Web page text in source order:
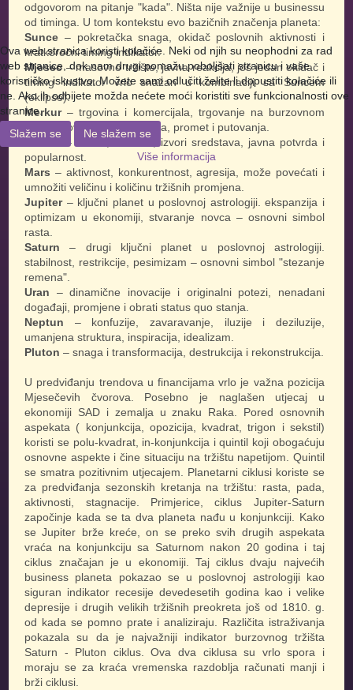
odgovorom na pitanje "kada". Ništa nije važnije u businessu
od timinga. U tom kontekstu evo bazičnih značenja planeta:
Sunce – pokretačka snaga, okidač poslovnih aktivnosti i
kratkoročni timing indikator.
Mjesec– masovno tržište, javna reakcija, još jedan okidač i
timing indikator vrlo snažan u kombinaciji sa Suncem
(eklipse).
Merkur– trgovina i komercijala, trgovanje na burzovnom
tržištu, novosti, komunikacija, promet i putovanja.
– novac, efektiva, izvori sredstava, javna potvrda i
popularnost.
Mars – aktivnost, konkurentnost, agresija, može povećati i
umnožiti veličinu i količinu tržišnih promjena.
Jupiter – ključni planet u poslovnoj astrologiji. ekspanzija i
optimizam u ekonomiji, stvaranje novca – osnovni simbol
rasta.
Saturn – drugi ključni planet u poslovnoj astrologiji.
stabilnost, restrikcije, pesimizam – osnovni simbol "stezanje
remena".
Uran – dinamične inovacije i originalni potezi, nenadani
događaji, promjene i obrati status quo stanja.
Neptun – konfuzije, zavaravanje, iluzije i deziluzije,
umanjena struktura, inspiracija, idealizam.
Pluton – snaga i transformacija, destrukcija i rekonstrukcija.
U predviđanju trendova u financijama vrlo je važna pozicija
Mjesečevih čvorova. Posebno je naglašen utjecaj u
ekonomiji SAD i zemalja u znaku Raka. Pored osnovnih
aspekata ( konjunkcija, opozicija, kvadrat, trigon i sekstil)
koristi se polu-kvadrat, in-konjunkcija i quintil koji obogaćuju
osnovne aspekte i čine situaciju na tržištu napetijom. Quintil
se smatra pozitivnim utjecajem. Planetarni ciklusi koriste se
za predviđanja sezonskih kretanja na tržištu: rasta, pada,
aktivnosti, stagnacije. Primjerice, ciklus Jupiter-Saturn
započinje kada se ta dva planeta nađu u konjunkciji. Kako
se Jupiter brže kreće, on se preko svih drugih aspekata
vraća na konjunkciju sa Saturnom nakon 20 godina i taj
ciklus značajan je u ekonomiji. Taj ciklus dvaju najvećih
business planeta pokazao se u poslovnoj astrologiji kao
siguran indikator recesije devedesetih godina kao i velike
depresije i drugih velikih tržišnih preokreta još od 1810. g.
od kada se pomno prate i analiziraju. Različita istraživanja
pokazala su da je najvažniji indikator burzovnog tržišta
Saturn - Pluton ciklus. Ova dva ciklusa su vrlo spora i
moraju se za kraća vremenska razdoblja računati manji i
brži ciklusi.
Ova web stranica koristi kolačiće. Neki od njih su neophodni za rad
web stranice, dok nam drugi pomažu poboljšati stranicu i vaše
korisničko iskustvo. Možete sami odlučiti želite li dopustiti kolačiće ili
ne. Ako ih odbijete možda nećete moći koristiti sve funkcionalnosti ove
stranice.
Slažem se
Ne slažem se
Više informacija